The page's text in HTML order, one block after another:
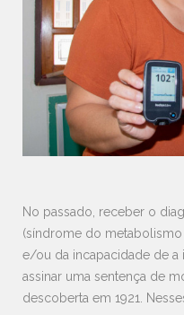
No passado, receber o
(síndrome do
e/ou da incapacidade de a
assinar uma sentença de
descoberta em 1921.